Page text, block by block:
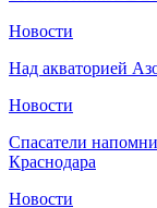
Новости
Над акваторией
Новости
Спасатели
Краснодара
Новости